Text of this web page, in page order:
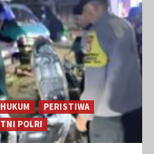
HUKUM
PERISTIWA
TNI POLRI